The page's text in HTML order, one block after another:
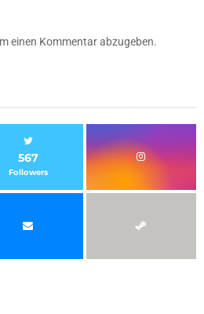
einen Kommentar abzugeben.
567
Followers